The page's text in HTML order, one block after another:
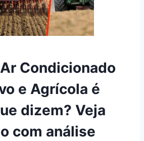
Condicionado
e Agrícola é
dizem? Veja
com análise